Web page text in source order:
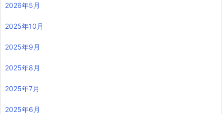
2026年5月
2025年10月
2025年9月
2025年8月
2025年7月
2025年6月